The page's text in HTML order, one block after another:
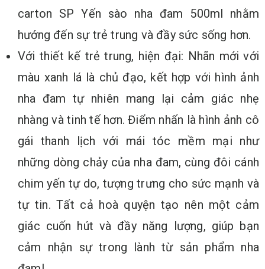
carton SP Yến sào nha đam 500ml nhằm
hướng đến sự trẻ trung và đầy sức sống hơn.
Với thiết kế trẻ trung, hiện đại: Nhãn mới với
màu xanh lá là chủ đạo, kết hợp với hình ảnh
nha đam tự nhiên mang lại cảm giác nhẹ
nhàng và tinh tế hơn. Điểm nhấn là hình ảnh cô
gái thanh lịch với mái tóc mềm mại như
những dòng chảy của nha đam, cùng đôi cánh
chim yến tự do, tượng trưng cho sức mạnh và
tự tin. Tất cả hoà quyện tạo nên một cảm
giác cuốn hút và đầy năng lượng, giúp bạn
cảm nhận sự trong lành từ sản phẩm nha